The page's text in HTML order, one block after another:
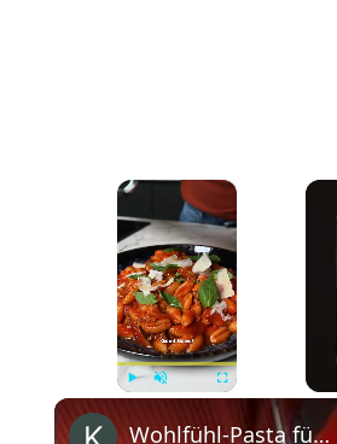
×
Wohlfühl-Pasta für faule Tage! #kitchenstories #anyonecancook #siemenshome #enjoysiemens #bolognese